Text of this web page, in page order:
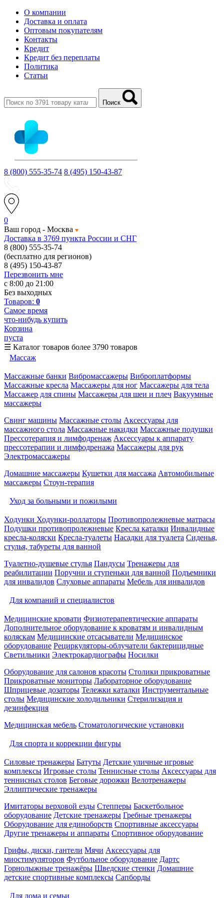
О компании
Доставка и оплата
Оптовым покупателям
Контакты
Кредит
Кредит без переплаты
Политика
Статьи
Поиск
8 (800) 555-35-74 8 (495) 150-43-87
0
Ваш город - Москва
Доставка в 3769 пункта России и СНГ
8 (800) 555-35-74
(бесплатно для регионов)
8 (495) 150-43-87
Перезвонить мне
с 8:00 до 21:00
Без выходных
Товаров: 0
Самое время
что-нибудь купить
Корзина
пуста
☰ Каталог товаров более 3790 товаров
Массаж
Массажные банки Вибромассажеры Виброплатформы
Массажные кресла Массажеры для ног Массажеры для тела
Массажер для спины Массажеры для шеи и плеч Вакуумные
массажеры
Свинг машины Массажные столы Аксессуары для
массажного стола Массажные накидки Массажные подушки
Прессотерапия и лимфодренаж Аксессуары к аппарату
прессотерапии и лимфодренажа Массажеры для рук
Электромассажеры
Домашние массажеры Кушетки для массажа Автомобильные
массажеры Стоун-терапия
Уход за больными и пожилыми
Ходунки Ходунки-роллаторы Противопролежневые матрасы
Подушки противопролежневые Кресла каталки Инвалидные
кресла-коляски Кресла-туалеты Насадки для туалета Сиденья,
стулья, табуреты для ванной
Туалетно-душевые стулья Пандусы Тренажеры для
реабилитации Поручни и ступеньки для ванной Подъемники
для инвалидов Слуховые аппараты Мебель для инвалидов
Для компаний и специалистов
Медицинские кровати Физиотерапевтические аппараты
Дополнительное оборудование к кроватям и инвалидным
коляскам Медицинские отсасыватели Медицинское
оборудование Рециркуляторы-облучатели бактерицидные
Светильники Электрокардиографы Носилки
Оборудование для салонов красоты Столики прикроватные
Прикроватные мониторы Лабораторное оборудование
Шприцевые дозаторы Тележки каталки Инструментальные
столы Медицинские холодильники Стерилизация и
дезинфекция
Медицинская мебель Стоматологические установки
Для спорта и коррекции фигуры
Силовые тренажеры Батуты Детские уличные игровые
комплексы Игровые столы Теннисные столы Аксессуары для
теннисных столов Беговые дорожки Велотренажеры
Эллиптические тренажеры
Имитаторы верховой езды Степперы Баскетбольное
оборудование Детские тренажеры Гребные тренажеры
Оборудование для единоборств Спортивные аксессуары
Другие тренажеры и аппараты Спортивное оборудование
Грифы, диски, гантели Мячи Аксессуары для
миостимуляторов Футбольное оборудование Дартс
Горнолыжные тренажёры Шведские стенки Домашние
детские спортивные комплексы Сапборды
Для дома и семьи